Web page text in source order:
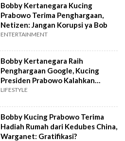
Bobby Kertanegara Kucing
Prabowo Terima Penghargaan,
Netizen: Jangan Korupsi ya Bob
ENTERTAINMENT
Bobby Kertanegara Raih
Penghargaan Google, Kucing
Presiden Prabowo Kalahkan
Tokoh Ternama di Mesin
LIFESTYLE
Bobby Kucing Prabowo Terima
Hadiah Rumah dari Kedubes China,
Warganet: Gratifikasi?